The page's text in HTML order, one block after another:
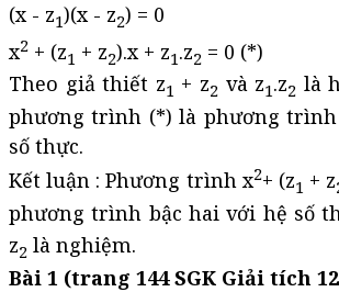
(x - z1)(x - z2) = 0
x2 + (z1 + z2).x + z1.z2 = 0 (*)
Theo giả thiết z1 + z2 và z1.z2 là
phương trình (*) là phương trình
số thực.
Kết luận : Phương trình x2+ (z1 + z
phương trình bậc hai với hệ số
z2 là nghiệm.
Bài 1 (trang 144 SGK Giải tích